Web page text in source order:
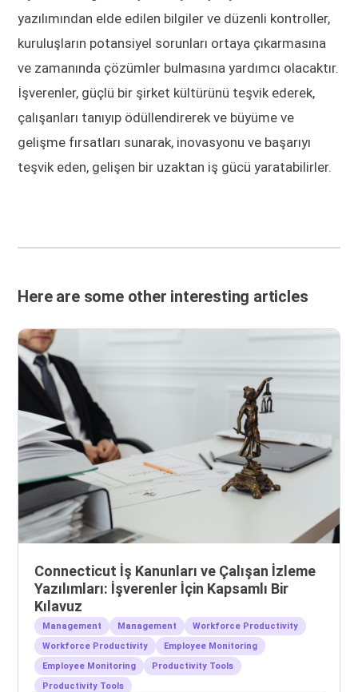
yazılımından elde edilen bilgiler ve düzenli kontroller,
kuruluşların potansiyel sorunları ortaya çıkarmasına
ve zamanında çözümler bulmasına yardımcı olacaktır.
İşverenler, güçlü bir şirket kültürünü teşvik ederek,
çalışanları tanıyıp ödüllendirerek ve büyüme ve
gelişme fırsatları sunarak, inovasyonu ve başarıyı
teşvik eden, gelişen bir uzaktan iş gücü yaratabilirler.
Here are some other interesting articles
Connecticut İş Kanunları ve Çalışan İzleme
Yazılımları: İşverenler İçin Kapsamlı Bir
Kılavuz
Management Management
Workforce Productivity
Workforce Productivity
Employee Monitoring
Employee Monitoring
Productivity Tools
Productivity Tools